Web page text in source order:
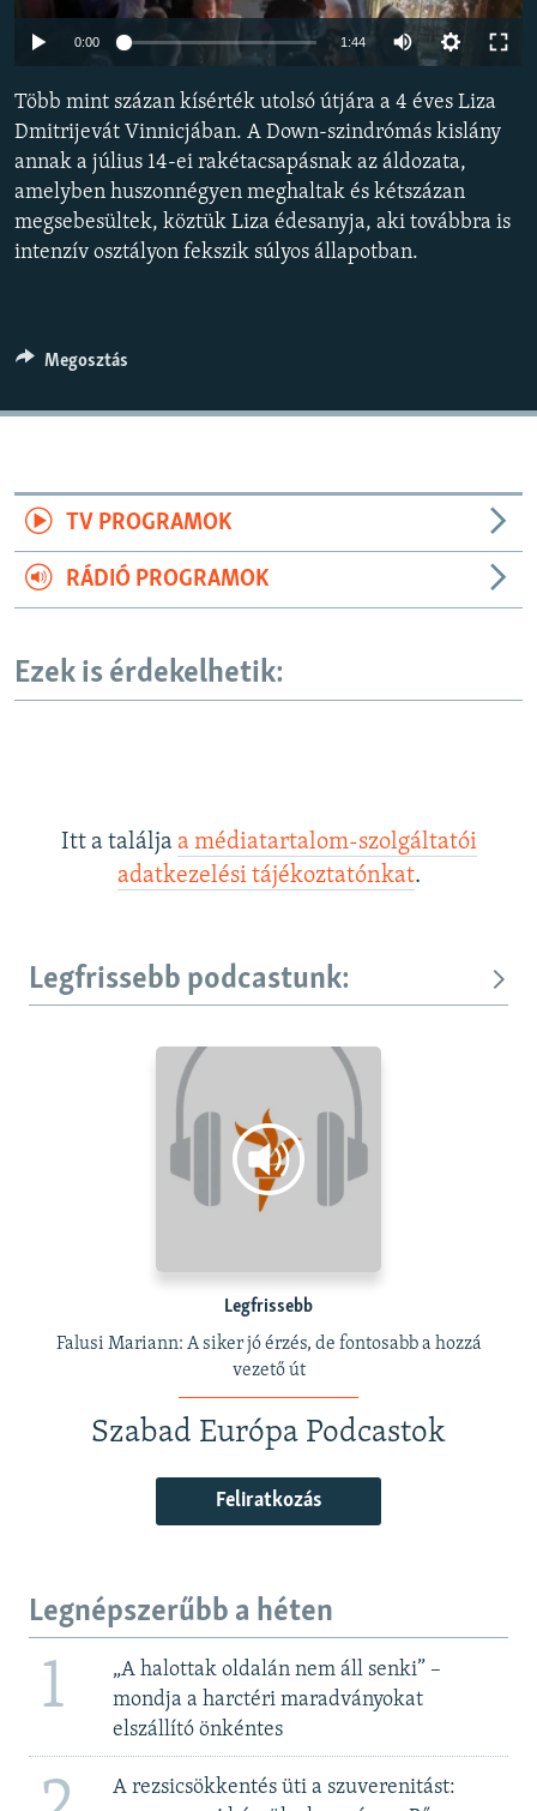
EURÓPAI UNIÓ
KLÍMAVÁLTOZÁS
A MÚLT TANULSÁGAI
KÖVESSEN MINKET!
1080p
0:00 1:44
360p
480p
1080p
Több mint százan kísérték utolsó útjára a 4 éves Liza
Dmitrijevát Vinnicjában. A Down-szindrómás kislány
annak a július 14-ei rakétacsapásnak az áldozata,
amelyben huszonnégyen meghaltak és kétszázan
megsebesültek, köztük Liza édesanyja, aki továbbra is
intenzív osztályon fekszik súlyos állapotban.
Megosztás
TV PROGRAMOK
RÁDIÓ PROGRAMOK
Ezek is érdekelhetik:
Itt a találja a médiatartalom-szolgáltatói
adatkezelési tájékoztatónkat.
Legfrissebb podcastunk:
Legfrissebb
Falusi Mariann: A siker jó érzés, de fontosabb a hozzá
vezető út
Szabad Európa Podcastok
Feliratkozás
Legnépszerűbb a héten
1
„A halottak oldalán nem áll senki” –
mondja a harctéri maradványokat
elszállító önkéntes
A rezsicsökkentés üti a szuverenitást: